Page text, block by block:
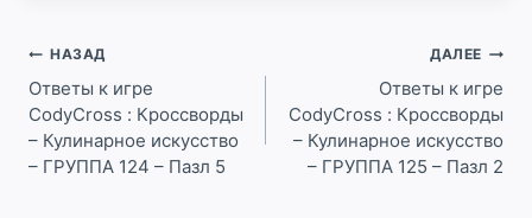
Навигация
по
записям
НАЗАД
Ответы к игре
CodyCross : Кроссворды
– Кулинарное искусство
– ГРУППА 124 – Пазл 5
ДАЛЕЕ
Ответы к игре
CodyCross : Кроссворды
– Кулинарное искусство
– ГРУППА 125 – Пазл 2